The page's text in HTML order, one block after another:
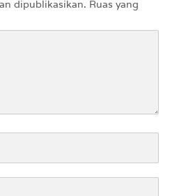
dipublikasikan. Ruas yang